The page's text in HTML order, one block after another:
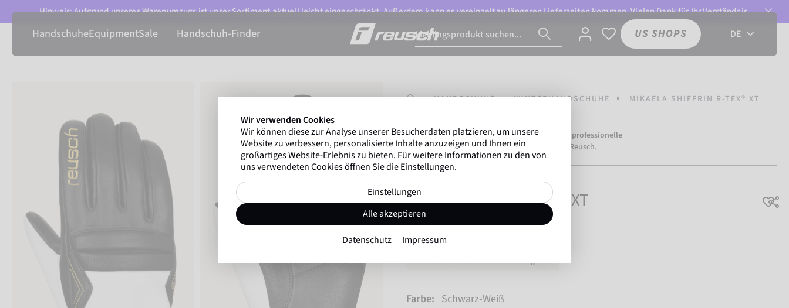
Hinweis: Aufgrund unseres Warenumzugs ist unser Sortiment aktuell leicht eingeschränkt. Außerdem kann es vereinzelt zu längeren Lieferzeiten kommen. Vielen Dank für Ihr Verständnis.
HandschuheEquipmentSale Handschuh-Finder US SHOPS DE
STARTSEITEHANDSCHUHE WINTERHANDSCHUHE MIKAELA SHIFFRIN R-TEX® XT
Marco Odermatt und mehr als
500 professionelle
Winterathletenweltweit vertrauen auf Reusch.
Mikaela Shiffrin R-TEX® XT
Artikel-Nr. 6431255
Farbe: Schwarz-Weiß
Wir verwenden Cookies
Wir können diese zur Analyse unserer Besucherdaten platzieren, um unsere
Website zu verbessern, personalisierte Inhalte anzuzeigen und Ihnen ein
großartiges Website-Erlebnis zu bieten. Für weitere Informationen zu den von
uns verwendeten Cookies öffnen Sie die Einstellungen.
Einstellungen
Alle akzeptieren
Datenschutz Impressum